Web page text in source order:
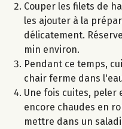
Couper les filets de
les ajouter à la
délicatement.
min environ.
Pendant ce temps,
chair ferme dans
Une fois cuites, peler
encore chaudes en
mettre dans un